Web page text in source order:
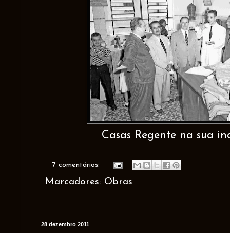
Casas Regente na sua
7 comentários:
Marcadores: Obras
28 dezembro 2011